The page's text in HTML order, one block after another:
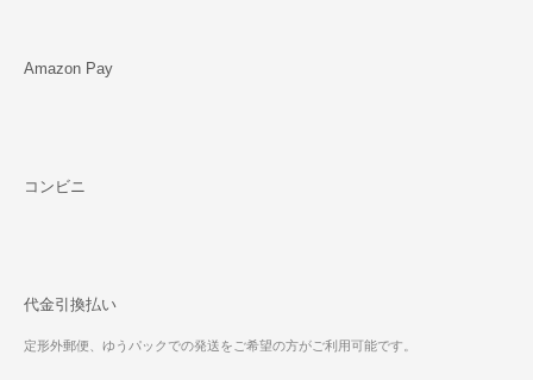
Amazon Pay
コンビニ
代金引換払い
定形外郵便、ゆうパックでの発送をご希望の方がご利用可能です。